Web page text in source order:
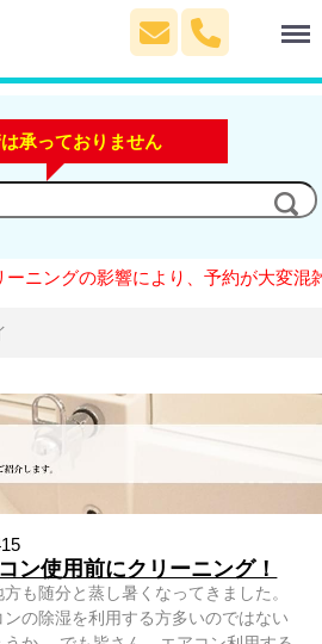
承っておりません
グの影響により、予約が大変混雑し
ン使用前にクリーニング！
方も随分と蒸し暑くなってきました。
ンの除湿を利用する方多いのではない